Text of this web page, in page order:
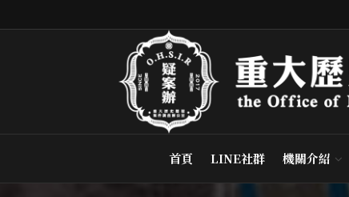
首頁 LINE社群 機關介紹